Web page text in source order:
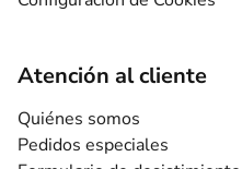
Atención al cliente
Quiénes somos
Pedidos especiales